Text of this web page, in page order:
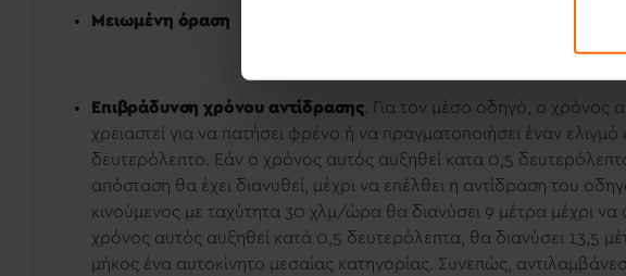
Μειωμένη όραση
Επιβράδυνση χρόνου αντίδρασης. Για τον μέσο οδηγό, ο χρόνος
χρειαστεί για να πατήσει φρένο ή να πραγματοποιήσει έναν
δευτερόλεπτο. Εάν ο χρόνος αυτός αυξηθεί κατα 0,5
απόσταση θα έχει διανυθεί, μέχρι να επέλθει η αντίδραση του
κινούμενος με ταχύτητα 30 χλμ/ώρα θα διανύσει 9 μέτρα μέχρι να
χρόνος αυτός αυξηθεί κατά 0,5 δευτερόλεπτα, θα διανύσει 13,5
μήκος ένα αυτοκίνητο μεσαίας κατηγορίας. Συνεπώς,